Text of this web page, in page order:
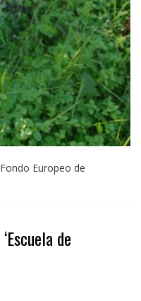
Europeo de
de